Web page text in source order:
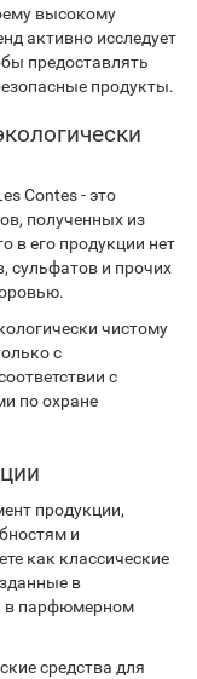
высокому
активно исследует
предоставлять
продукты.
Contes - это
полученных из
в его продукции нет
сульфатов и прочих
чистому
с
с
по охране
продукции,
и
как классические
в
в парфюмерном
средства для